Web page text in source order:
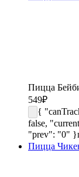
Пицца
549₽
{
false,
"prev": "0" }
Пицца